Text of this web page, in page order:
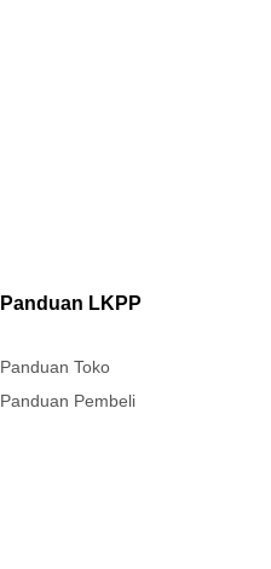
Panduan LKPP
Panduan Toko
Panduan Pembeli